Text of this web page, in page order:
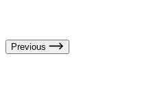
Previous